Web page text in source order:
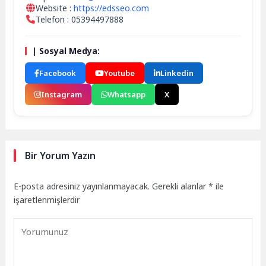
Website :https://edsseo.com
Telefon : 05394497888
| Sosyal Medya:
Facebook Youtube
Linkedin
Instagram
Whatsapp X
Bir Yorum Yazın
E-posta adresiniz yayınlanmayacak. Gerekli alanlar* ile
işaretlenmişlerdir